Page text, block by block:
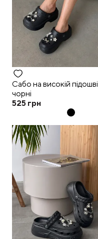
Сабо на високій підошві
чорні
525 грн